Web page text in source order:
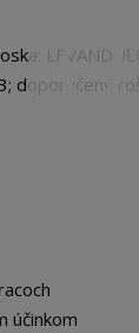
doporučený
účinkom